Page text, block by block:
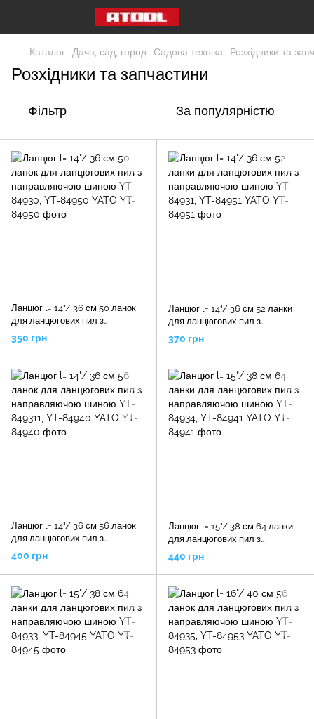
Каталог Дача, сад, город Садова техніка Розхідники та
Розхідники та запчастини
Фільтр За популярністю
Ланцюг l= 14"/ 36 см 50 ланок
для ланцюгових пил з
направляючою шиною YT-
84930, YT-84950 YATO
350 грн
Ланцюг l= 14"/ 36 см 52 ланки
для ланцюгових пил з
направляючою шиною YT-
84931, YT-84951 YATO
370 грн
Ланцюг l= 14"/ 36 см 56 ланок
для ланцюгових пил з
направляючою шиною YT-
849311, YT-84940 YATO
400 грн
Ланцюг l= 15"/ 38 см 64 ланки
для ланцюгових пил з
направляючою шиною YT-
84934, YT-84941 YATO
440 грн